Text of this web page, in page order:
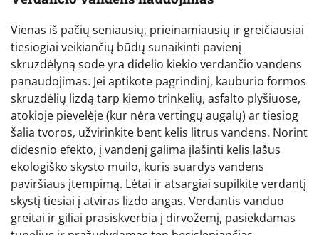
Vienas iš pačių seniausių, prieinamiausių ir greičiausiai
tiesiogiai veikiančių būdų sunaikinti pavienį
skruzdėlyną sode yra didelio kiekio verdančio vandens
panaudojimas. Jei aptikote pagrindinį, kauburio formos
skruzdėlių lizdą tarp kiemo trinkelių, asfalto plyšiuose,
atokioje pievelėje (kur nėra vertingų augalų) ar tiesiog
šalia tvoros, užvirinkite bent kelis litrus vandens. Norint
didesnio efekto, į vandenį galima įlašinti kelis lašus
ekologiško skysto muilo, kuris suardys vandens
paviršiaus įtempimą. Lėtai ir atsargiai supilkite verdantį
skystį tiesiai į atviras lizdo angas. Verdantis vanduo
greitai ir giliai prasiskverbia į dirvožemį, pasiekdamas